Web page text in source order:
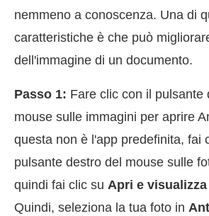
nemmeno a conoscenza. Una di
caratteristiche è che può
dell'immagine di un documento.
Passo 1: Fare clic con il pulsante
mouse sulle immagini per aprire
questa non è l'app predefinita, fai
pulsante destro del mouse sulle
quindi fai clic su Apri e
Quindi, seleziona la tua foto in